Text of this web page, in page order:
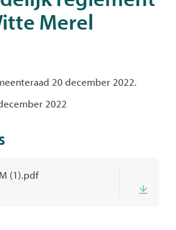
Merel
20 december 2022.
2022
(1).pdf